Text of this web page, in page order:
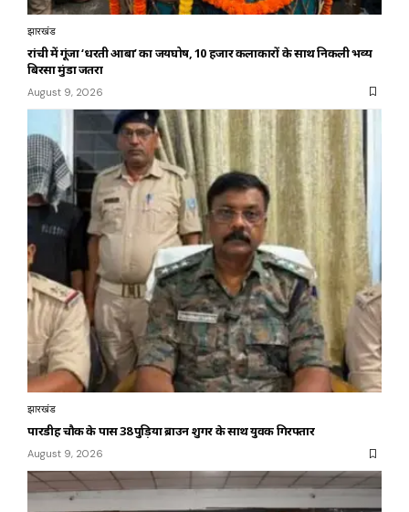
झारखंड
रांची में गूंजा ‘धरती आबा’ का जयघोष, 10 हजार कलाकारों के साथ निकली भव्य
बिरसा मुंडा जतरा
August 9, 2026
झारखंड
पारडीह चौक के पास 38 पुड़िया ब्राउन शुगर के साथ युवक गिरफ्तार
August 9, 2026